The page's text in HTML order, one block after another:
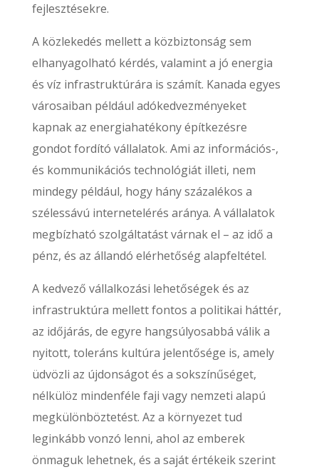
fejlesztésekre.
A közlekedés mellett a közbiztonság sem
elhanyagolható kérdés, valamint a jó energia
és víz infrastruktúrára is számít. Kanada egyes
városaiban például adókedvezményeket
kapnak az energiahatékony építkezésre
gondot fordító vállalatok. Ami az információs-,
és kommunikációs technológiát illeti, nem
mindegy például, hogy hány százalékos a
szélessávú internetelérés aránya. A vállalatok
megbízható szolgáltatást várnak el – az idő a
pénz, és az állandó elérhetőség alapfeltétel.
A kedvező vállalkozási lehetőségek és az
infrastruktúra mellett fontos a politikai háttér,
az időjárás, de egyre hangsúlyosabbá válik a
nyitott, toleráns kultúra jelentősége is, amely
üdvözli az újdonságot és a sokszínűséget,
nélkülöz mindenféle faji vagy nemzeti alapú
megkülönböztetést. Az a környezet tud
leginkább vonzó lenni, ahol az emberek
önmaguk lehetnek, és a saját értékeik szerint